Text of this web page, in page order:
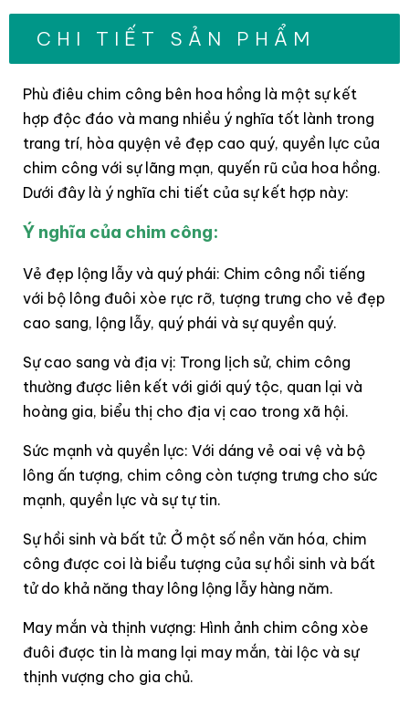
CHI TIẾT SẢN PHẨM
Phù điêu chim công bên hoa hồng là một sự kết
hợp độc đáo và mang nhiều ý nghĩa tốt lành trong
trang trí, hòa quyện vẻ đẹp cao quý, quyền lực của
chim công với sự lãng mạn, quyến rũ của hoa hồng.
Dưới đây là ý nghĩa chi tiết của sự kết hợp này:
Ý nghĩa của chim công:
Vẻ đẹp lộng lẫy và quý phái: Chim công nổi tiếng
với bộ lông đuôi xòe rực rỡ, tượng trưng cho vẻ đẹp
cao sang, lộng lẫy, quý phái và sự quyền quý.
Sự cao sang và địa vị: Trong lịch sử, chim công
thường được liên kết với giới quý tộc, quan lại và
hoàng gia, biểu thị cho địa vị cao trong xã hội.
Sức mạnh và quyền lực: Với dáng vẻ oai vệ và bộ
lông ấn tượng, chim công còn tượng trưng cho sức
mạnh, quyền lực và sự tự tin.
Sự hồi sinh và bất tử: Ở một số nền văn hóa, chim
công được coi là biểu tượng của sự hồi sinh và bất
tử do khả năng thay lông lộng lẫy hàng năm.
May mắn và thịnh vượng: Hình ảnh chim công xòe
đuôi được tin là mang lại may mắn, tài lộc và sự
thịnh vượng cho gia chủ.